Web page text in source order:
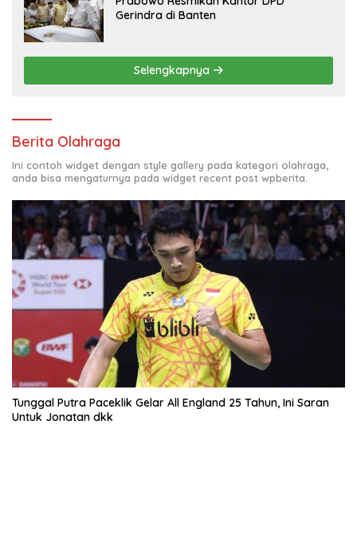
Gerindra di Banten
Selengkapnya
Berita Olahraga
Ini contoh widget dengan style gallery pada kategori olahraga,
anda bisa mengaturnya pada widget recent post wpberita.
Tunggal Putra Paceklik Gelar All England 25 Tahun, Ini Saran
Untuk Jonatan dkk